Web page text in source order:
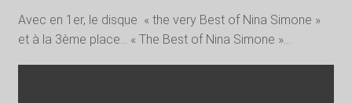
Avec en 1er, le disque « the very Best of Nina Simone »
et à la 3ème place… « The Best of Nina Simone »…